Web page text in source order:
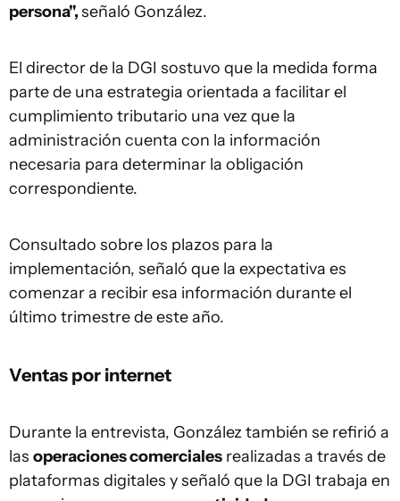
persona",señaló González.
El director de la DGI sostuvo que la medida forma
parte de una estrategia orientada a facilitar el
cumplimiento tributario una vez que la
administración cuenta con la información
necesaria para determinar la obligación
correspondiente.
Consultado sobre los plazos para la
implementación, señaló que la expectativa es
comenzar a recibir esa información durante el
último trimestre de este año.
Ventas por internet
Durante la entrevista, González también se refirió a
las operaciones comerciales realizadas a través de
plataformas digitales y señaló que la DGI trabaja en